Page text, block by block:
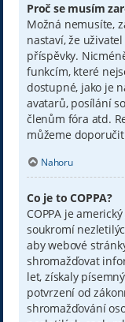
Proč se musím
Možná nemusíte,
nastaví, že
příspěvky.
funkcím, které
dostupné, jako je
avatarů, posílání
členům fóra atd.
můžeme
Nahoru
Co je to COPPA?
COPPA je
soukromí
aby webové
shromažďovat
let, získaly
potvrzení od
shromažďování